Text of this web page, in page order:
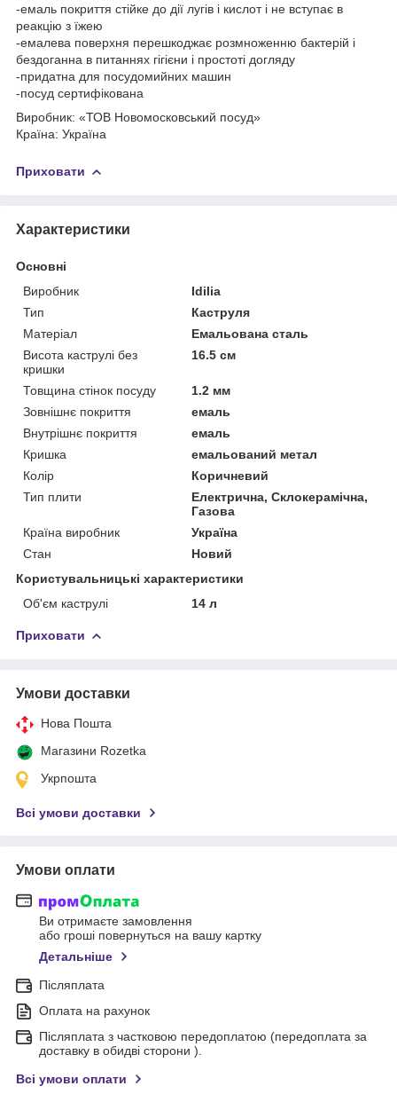
-емаль покриття стійке до дії лугів і кислот і не вступає в
реакцію з їжею
-емалева поверхня перешкоджає розмноженню бактерій і
бездоганна в питаннях гігієни і простоті догляду
-придатна для посудомийних машин
-посуд сертифікована
Виробник: «ТОВ Новомосковський посуд»
Країна: Україна
Приховати
Характеристики
Основні
Виробник
Idilia
Тип
Каструля
Матеріал
Емальована сталь
Висота каструлі без
кришки
16.5 см
Товщина стінок посуду
1.2 мм
Зовнішнє покриття
емаль
Внутрішнє покриття
емаль
Кришка
емальований метал
Колір
Коричневий
Тип плити
Електрична, Склокерамічна,
Газова
Країна виробник
Україна
Стан
Новий
Користувальницькі характеристики
Об'єм каструлі
14 л
Приховати
Умови доставки
Нова Пошта
Магазини Rozetka
Укрпошта
Всі умови доставки
Умови оплати
Ви отримаєте замовлення
або гроші повернуться на вашу картку
Детальніше
Післяплата
Оплата на рахунок
Післяплата з частковою передоплатою (передоплата за
доставку в обидві сторони ).
Всі умови оплати